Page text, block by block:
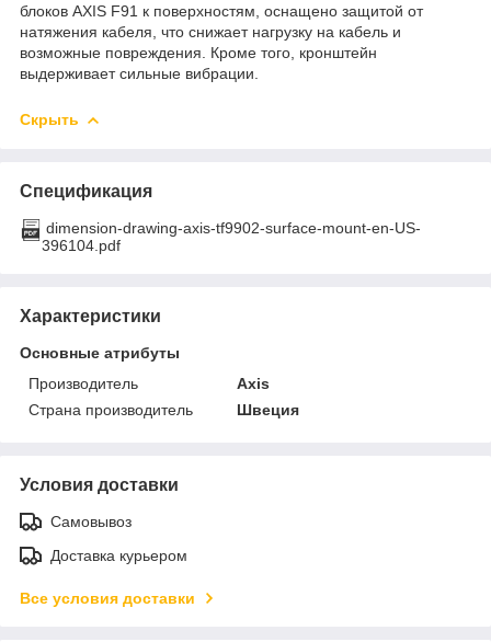
блоков AXIS F91 к поверхностям, оснащено защитой от
натяжения кабеля, что снижает нагрузку на кабель и
возможные повреждения. Кроме того, кронштейн
выдерживает сильные вибрации.
Скрыть
Спецификация
dimension-drawing-axis-tf9902-surface-mount-en-US-
396104.pdf
Характеристики
Основные атрибуты
Производитель
Axis
Страна производитель
Швеция
Условия доставки
Самовывоз
Доставка курьером
Все условия доставки